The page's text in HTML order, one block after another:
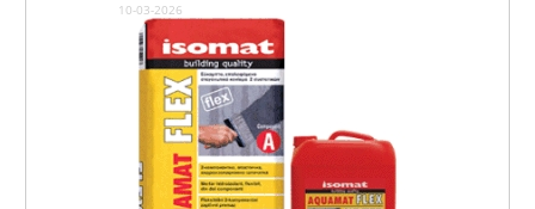
10-03-2026